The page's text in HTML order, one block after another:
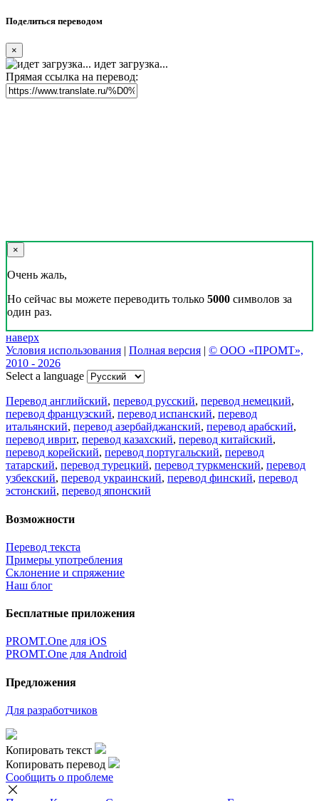
Поделиться переводом
×
идет загрузка...
Прямая ссылка на перевод:
×
Очень жаль,
Но сейчас вы можете переводить только 5000 символов за
один раз.
наверх
Условия использования | Полная версия | © ООО «ПРОМТ»,
2010 - 2026
Select a language
Перевод английский, перевод русский, перевод немецкий,
перевод французский, перевод испанский, перевод
итальянский, перевод азербайджанский, перевод арабский,
перевод иврит, перевод казахский, перевод китайский,
перевод корейский, перевод португальский, перевод
татарский, перевод турецкий, перевод туркменский, перевод
узбекский, перевод украинский, перевод финский, перевод
эстонский, перевод японский
Возможности
Перевод текста
Примеры употребления
Склонение и спряжение
Наш блог
Бесплатные приложения
PROMT.One для iOS
PROMT.One для Android
Предложения
Для разработчиков
Копировать текст
Копировать перевод
Сообщить о проблеме